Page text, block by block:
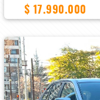
$ 17.990.000